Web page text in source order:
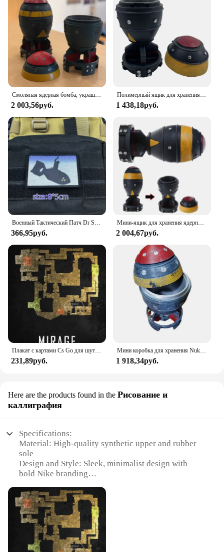
Смоляная ядерная бомба, украшения для рабочего стола, ретро мини-бомба Nuke, ящик для хранения, модель ракета для дома, спальни, офиса, настольное украшение
2 003,56руб.
Полимерный ящик для хранения Nuke Bomb, настольные украшения с ядерной бомбой, мини-ящик для хранения, Декор для дома, спальни, офиса, настольное украшение
1 438,18руб.
Военный Тактический Патч Dr Strangelove с принтом на липучке, эмблема военного тактического флага
366,95руб.
Мини-ящик для хранения ядерной бомбы, ретро фигурка из смолы, настольный художественный декор для дома, спальни, офиса, мужской
2 004,67руб.
231,89руб.
Мини коробка для хранения Nuke Bomb, ретро Статуэтка из смолы, настольные художественные поделки, Декор для дома, спальни, офиса, настольное украшение, отличный подарок
1 918,34руб.
Here are the products found in the Рисование и
каллиграфия
Specifications:
Material: High-quality synthetic upper and rubber
sole
Design and Style: Sleek, minimalist design with
bold Nike branding
outings, or poolside relaxation
Typical Adaptive Scenario: Versatile for various
occasions, from a day at the beach to a casual
hangout with friends
Shape or Size or Weight or Quantity: Available in
standard sizes with a lightweight construction